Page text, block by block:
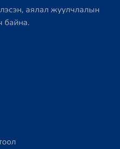
аялал жуулчлалын
байна.